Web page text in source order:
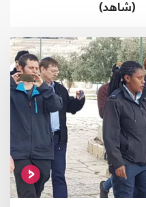
(شاهد)